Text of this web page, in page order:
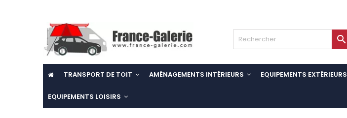

TRANSPORT DE TOIT AMÉNAGEMENTS INTÉRIEURS EQUIPEMENTS EXTÉRIEURS
EQUIPEMENTS LOISIRS